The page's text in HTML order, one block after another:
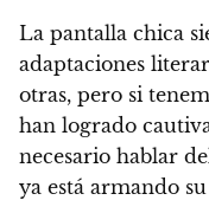
La pantalla chica
adaptaciones
otras, pero si
han logrado
necesario hablar
ya está armando